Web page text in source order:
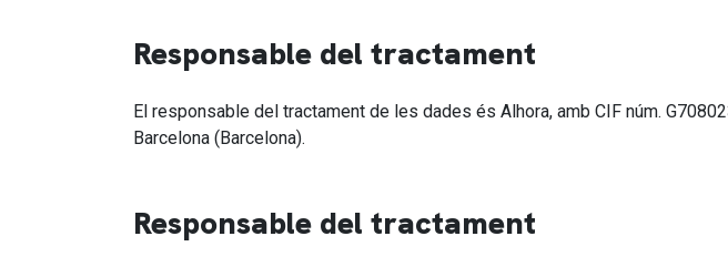
Responsable del tractament
El responsable del tractament de les dades és Alhora, amb CIF núm.
Barcelona (Barcelona).
Responsable del tractament